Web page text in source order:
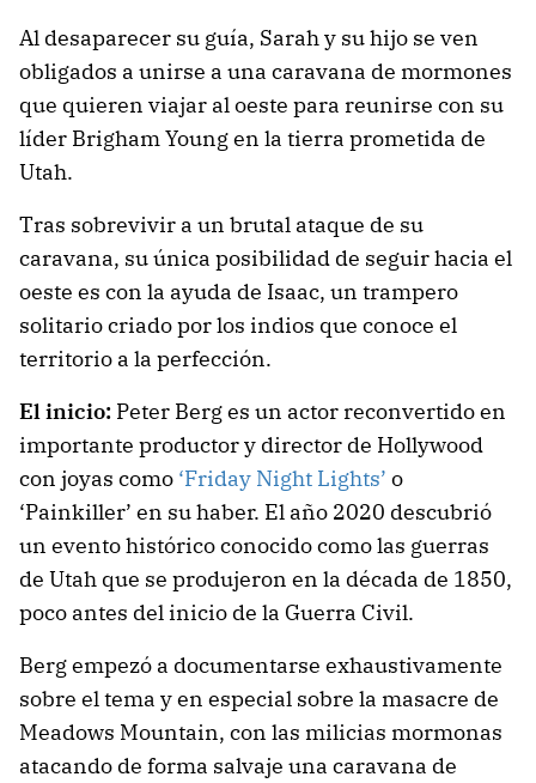
Al desaparecer su guía, Sarah y su hijo se ven
obligados a unirse a una caravana de mormones
que quieren viajar al oeste para reunirse con su
líder Brigham Young en la tierra prometida de
Utah.
Tras sobrevivir a un brutal ataque de su
caravana, su única posibilidad de seguir hacia el
oeste es con la ayuda de Isaac, un trampero
solitario criado por los indios que conoce el
territorio a la perfección.
El inicio: Peter Berg es un actor reconvertido en
importante productor y director de Hollywood
con joyas como ‘Friday Night Lights’ o
‘Painkiller’ en su haber. El año 2020 descubrió
un evento histórico conocido como las guerras
de Utah que se produjeron en la década de 1850,
poco antes del inicio de la Guerra Civil.
Berg empezó a documentarse exhaustivamente
sobre el tema y en especial sobre la masacre de
Meadows Mountain, con las milicias mormonas
atacando de forma salvaje una caravana de